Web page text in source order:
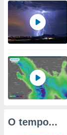
O tempo...